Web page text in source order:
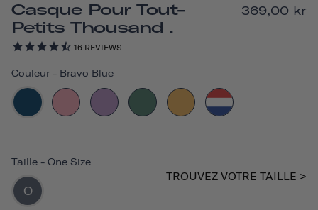
Casque Pour Tout-
Petits Thousand .
16 REVIEWS
369,00 kr
Couleur - Bravo Blue
Taille - One Size
O
TROUVEZ VOTRE TAILLE >